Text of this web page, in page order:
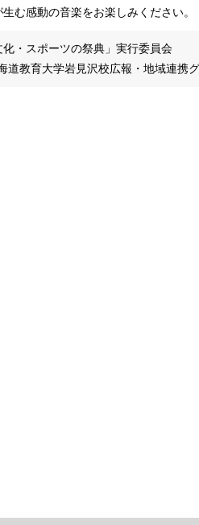
む感動の音楽をお楽しみください。
化・スポーツの祭典」実行委員会
道教育大学岩見沢校広報・地域連携グ